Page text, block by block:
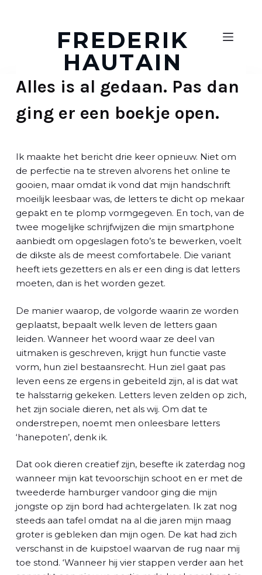
n
a
a
k
e
FREDERIK
HAUTAIN
Alles is al gedaan. Pas dan
ging er een boekje open.
Ik maakte het bericht drie keer opnieuw. Niet om
de perfectie na te streven alvorens het online te
gooien, maar omdat ik vond dat mijn handschrift
moeilijk leesbaar was, de letters te dicht op mekaar
gepakt en te plomp vormgegeven. En toch, van de
twee mogelijke schrijfwijzen die mijn smartphone
aanbiedt om opgeslagen foto’s te bewerken, voelt
de dikste als de meest comfortabele. Die variant
heeft iets gezetters en als er een ding is dat letters
moeten, dan is het worden gezet.
De manier waarop, de volgorde waarin ze worden
geplaatst, bepaalt welk leven de letters gaan
leiden. Wanneer het woord waar ze deel van
uitmaken is geschreven, krijgt hun functie vaste
vorm, hun ziel bestaansrecht. Hun ziel gaat pas
leven eens ze ergens in gebeiteld zijn, al is dat wat
te halsstarrig gekeken. Letters leven zelden op zich,
het zijn sociale dieren, net als wij. Om dat te
onderstrepen, noemt men onleesbare letters
‘hanepoten’, denk ik.
Dat ook dieren creatief zijn, besefte ik zaterdag nog
wanneer mijn kat tevoorschijn schoot en er met de
tweederde hamburger vandoor ging die mijn
jongste op zijn bord had achtergelaten. Ik zat nog
steeds aan tafel omdat na al die jaren mijn maag
groter is gebleken dan mijn ogen. De kat had zich
verschanst in de kuipstoel waarvan de rug naar mij
toe stond. ‘Wanneer hij vier stappen verder aan het